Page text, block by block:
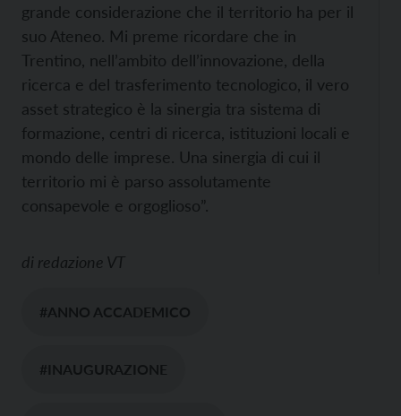
grande considerazione che il territorio ha per il
suo Ateneo. Mi preme ricordare che in
Trentino, nell’ambito dell’innovazione, della
ricerca e del trasferimento tecnologico, il vero
asset strategico è la sinergia tra sistema di
formazione, centri di ricerca, istituzioni locali e
mondo delle imprese. Una sinergia di cui il
territorio mi è parso assolutamente
consapevole e orgoglioso”.
di redazione VT
#ANNO ACCADEMICO
#INAUGURAZIONE